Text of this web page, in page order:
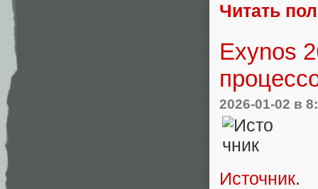
Читать
Exynos
2026-01-02 в
Источник.